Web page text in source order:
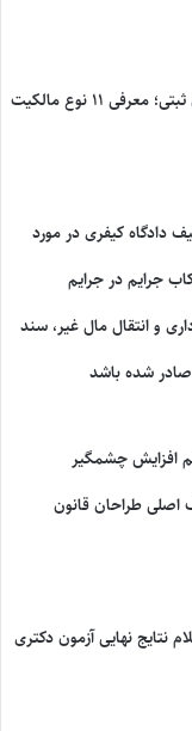
انواع مالکیت املاک در حقوق ثبتی؛ معرفی ۱۱ نوع مالکیت
دادگاه کیفری در مورد
جرایم در جرایم
و انتقال مال غیر، سند
شده باشد
افزایش چشمگیر
طراحان قانون
نتایج نهایی آزمون دکتری